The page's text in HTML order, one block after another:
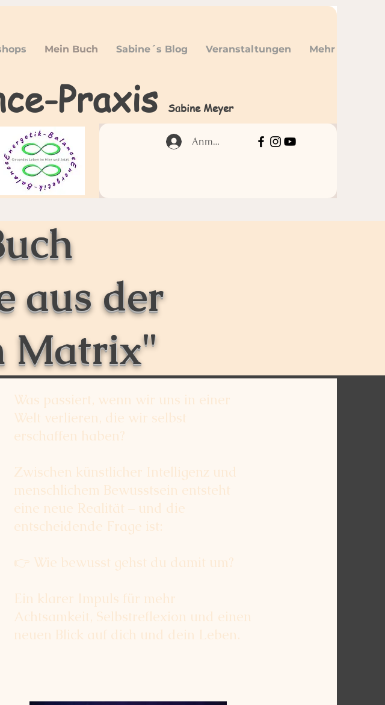
Mein Buch Sabine´s Blog Veranstaltungen Mehr
Praxis Sabine Meyer
Anmelden
aus der
Matrix"
Was passiert, wenn wir uns in einer
Welt verlieren, die wir selbst
erschaffen haben?
Zwischen künstlicher Intelligenz und
menschlichem Bewusstsein entsteht
eine neue Realität – und die
entscheidende Frage ist:
👉 Wie bewusst gehst du damit um?
Ein klarer Impuls für mehr
Achtsamkeit, Selbstreflexion und einen
neuen Blick auf dich und dein Leben.